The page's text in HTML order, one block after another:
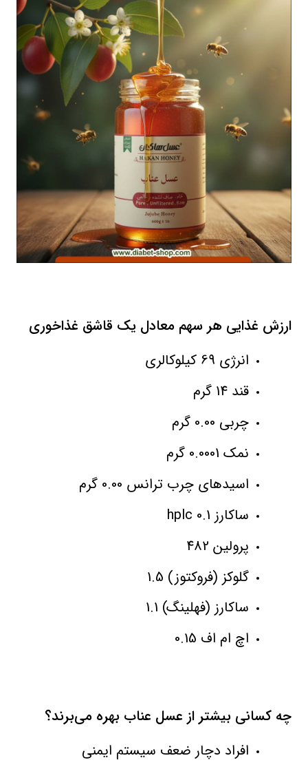
ارزش غذایی هر سهم معادل یک قاشق غذاخوری
انرژی 69 کیلوکالری
قند 14 گرم
چربی 0.00 گرم
نمک 0.0001 گرم
اسیدهای چرب ترانس 0.00 گرم
ساکارز 0.1 hplc
پرولین 482
گلوکز (فروکتوز) 1.5
ساکارز (فهلینگ) 1.1
اچ ام اف 0.15
چه کسانی بیشتر از عسل عناب بهره می‌برند؟
افراد دچار ضعف سیستم ایمنی